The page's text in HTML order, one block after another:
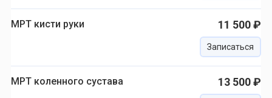
МРТ кисти руки 11 500 ₽
Записаться
МРТ коленного сустава 13 500 ₽